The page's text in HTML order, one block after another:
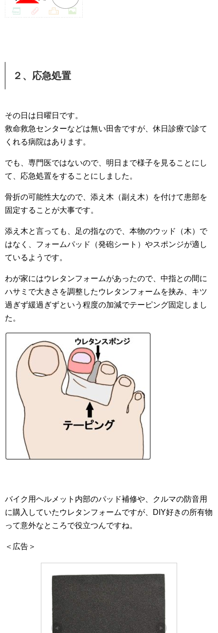
２、応急処置
その日は日曜日です。
救命救急センターなどは無い田舎ですが、休日診療で診て
くれる病院はあります。
でも、専門医ではないので、明日まで様子を見ることにし
て、応急処置をすることにしました。
骨折の可能性大なので、添え木（副え木）を付けて患部を
固定することが大事です。
添え木と言っても、足の指なので、本物のウッド（木）で
はなく、フォームパッド（発砲シート）やスポンジが適し
ているようです。
わが家にはウレタンフォームがあったので、中指との間に
ハサミで大きさを調整したウレタンフォームを挟み、キツ
過ぎず緩過ぎずという程度の加減でテーピング固定しまし
た。
バイク用ヘルメット内部のパッド補修や、クルマの防音用
に購入していたウレタンフォームですが、DIY好きの所有物
って意外なところで役立つんですね。
＜広告＞